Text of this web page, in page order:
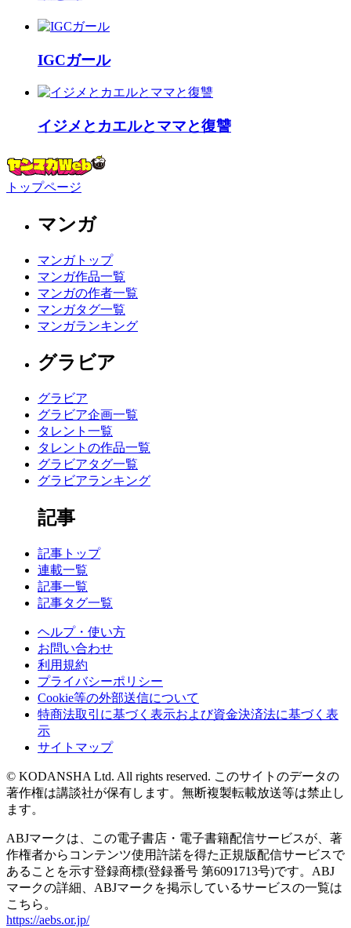
IGCガール
イジメとカエルとママと復讐
トップページ
マンガ
マンガトップ
マンガ作品一覧
マンガの作者一覧
マンガタグ一覧
マンガランキング
グラビア
グラビア
グラビア企画一覧
タレント一覧
タレントの作品一覧
グラビアタグ一覧
グラビアランキング
記事
記事トップ
連載一覧
記事一覧
記事タグ一覧
ヘルプ・使い方
お問い合わせ
利用規約
プライバシーポリシー
Cookie等の外部送信について
特商法取引に基づく表示および資金決済法に基づく表
示
サイトマップ
© KODANSHA Ltd. All rights reserved. このサイトのデータの
著作権は講談社が保有します。無断複製転載放送等は禁止し
ます。
ABJマークは、この電子書店・電子書籍配信サービスが、著
作権者からコンテンツ使用許諾を得た正規版配信サービスで
あることを示す登録商標(登録番号 第6091713号)です。ABJ
マークの詳細、ABJマークを掲示しているサービスの一覧は
こちら。
https://aebs.or.jp/